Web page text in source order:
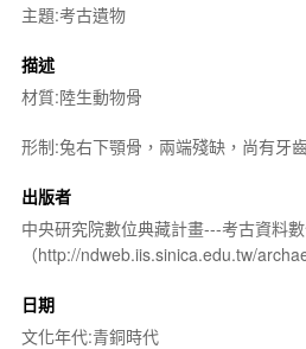
主題:考古遺物
描述
材質:陸生動物骨
形制:兔右下顎骨，兩端殘缺，尚有牙
出版者
中央研究院數位典藏計畫---考古資料
（http://ndweb.iis.sinica.edu.tw/
日期
文化年代:青銅時代